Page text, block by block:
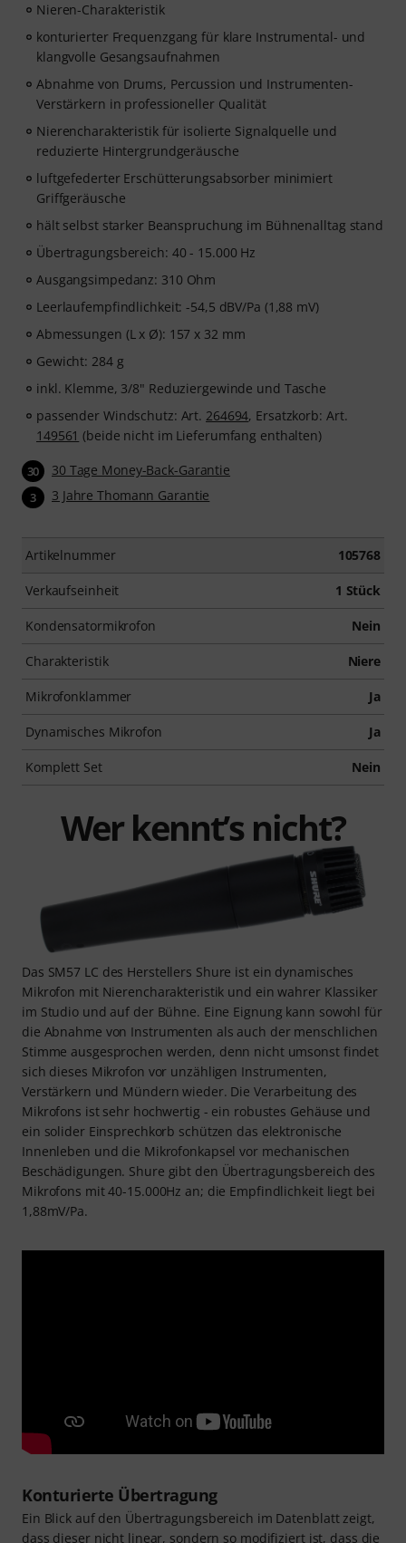
Nieren-Charakteristik
konturierter Frequenzgang für klare Instrumental- und
klangvolle Gesangsaufnahmen
Abnahme von Drums, Percussion und Instrumenten-
Verstärkern in professioneller Qualität
Nierencharakteristik für isolierte Signalquelle und
reduzierte Hintergrundgeräusche
luftgefederter Erschütterungsabsorber minimiert
Griffgeräusche
hält selbst starker Beanspruchung im Bühnenalltag stand
Übertragungsbereich: 40 - 15.000 Hz
Ausgangsimpedanz: 310 Ohm
Leerlaufempfindlichkeit: -54,5 dBV/Pa (1,88 mV)
Abmessungen (L x Ø): 157 x 32 mm
Gewicht: 284 g
inkl. Klemme, 3/8" Reduziergewinde und Tasche
passender Windschutz: Art. 264694, Ersatzkorb: Art.
149561 (beide nicht im Lieferumfang enthalten)
30 30 Tage Money-Back-Garantie
3 3 Jahre Thomann Garantie
Artikelnummer 105768
Verkaufseinheit 1 Stück
Kondensatormikrofon Nein
Charakteristik Niere
Mikrofonklammer Ja
Dynamisches Mikrofon Ja
Komplett Set Nein
Wer kennt’s nicht?
Das SM57 LC des Herstellers Shure ist ein dynamisches
Mikrofon mit Nierencharakteristik und ein wahrer Klassiker
im Studio und auf der Bühne. Eine Eignung kann sowohl für
die Abnahme von Instrumenten als auch der menschlichen
Stimme ausgesprochen werden, denn nicht umsonst findet
sich dieses Mikrofon vor unzähligen Instrumenten,
Verstärkern und Mündern wieder. Die Verarbeitung des
Mikrofons ist sehr hochwertig - ein robustes Gehäuse und
ein solider Einsprechkorb schützen das elektronische
Innenleben und die Mikrofonkapsel vor mechanischen
Beschädigungen. Shure gibt den Übertragungsbereich des
Mikrofons mit 40-15.000Hz an; die Empfindlichkeit liegt bei
1,88mV/Pa.
Konturierte Übertragung
Ein Blick auf den Übertragungsbereich im Datenblatt zeigt,
dass dieser nicht linear, sondern so modifiziert ist, dass die